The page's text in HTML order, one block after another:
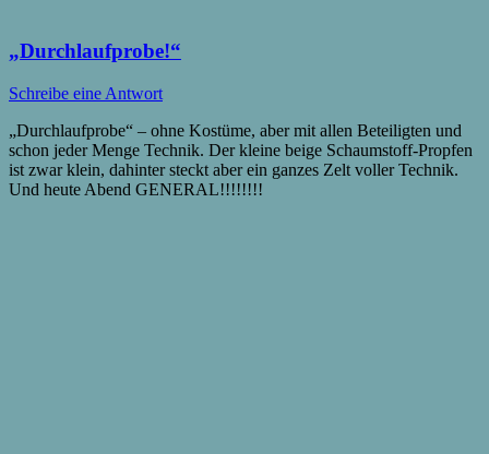
„Durchlaufprobe!“
Schreibe eine Antwort
„Durchlaufprobe“ – ohne Kostüme, aber mit allen Beteiligten und
schon jeder Menge Technik. Der kleine beige Schaumstoff-Propfen
ist zwar klein, dahinter steckt aber ein ganzes Zelt voller Technik.
Und heute Abend GENERAL!!!!!!!!